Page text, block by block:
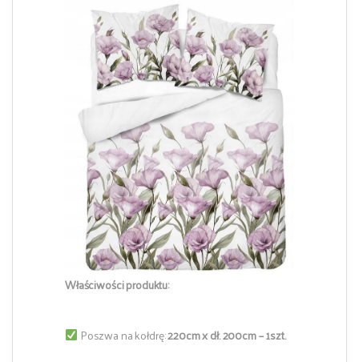
Właściwości produktu:
Poszwa na kołdrę:220cm x dł. 200cm – 1szt.